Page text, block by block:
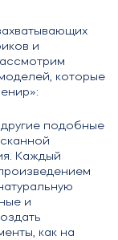
и
которые
подобные
Каждый
и
как на